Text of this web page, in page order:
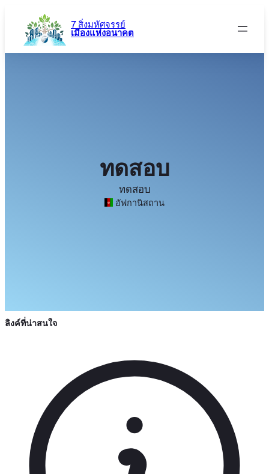
เนื้อหา
7 สิ่งมหัศจรรย์
เมืองแห่งอนาคต
ทดสอบ
ทดสอบ
อัฟกานิสถาน
ลิงค์ที่น่าสนใจ